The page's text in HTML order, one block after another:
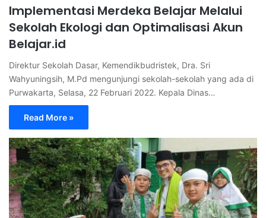
Implementasi Merdeka Belajar Melalui
Sekolah Ekologi dan Optimalisasi Akun
Belajar.id
Direktur Sekolah Dasar, Kemendikbudristek, Dra. Sri
Wahyuningsih, M.Pd mengunjungi sekolah-sekolah yang ada di
Purwakarta, Selasa, 22 Februari 2022. Kepala Dinas…
Read More »